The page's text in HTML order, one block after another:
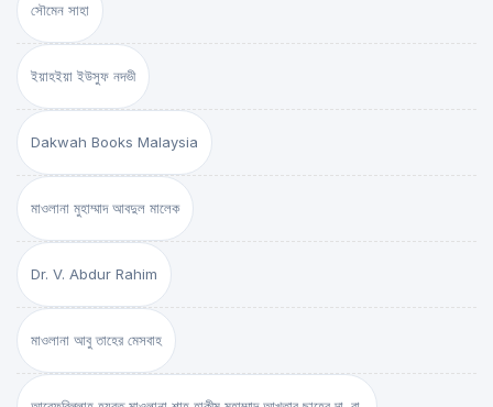
সৌমেন সাহা
ইয়াহইয়া ইউসুফ নদভী
Dakwah Books Malaysia
মাওলানা মুহাম্মাদ আবদুল মালেক
Dr. V. Abdur Rahim
মাওলানা আবু তাহের মেসবাহ